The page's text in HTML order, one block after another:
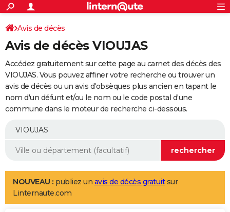
ACTUALITÉS
Politique
Société
Faits Divers
Education
Monde
Villes
+
SPORT
Coupe du monde 2026
Football
Tennis
Cyclisme
Rugby
Forum
Programme TV
TNT
Streaming
Cinéma
Sorties cinéma
Musique
+
FINANCE
Retraite
Epargne
Immobilier
Risques naturels par ville
Banque
Assurance
AUTO
Essais
Réserver un essai
Citadines
Berlines
SUV
Forum auto
+
Mobiles
Meilleur smartphone
Internet
Ordinateurs
Jeux vidéo
Guide high-tech
Aménagement intérieur
LIFESTYLE
Art de vivre
Bien-être
Loisirs
Mode
Modes de vie
Avis de décès
Avis de décès VIOUJAS
Accédez gratuitement sur cette page au carnet des décès des
VIOUJAS. Vous pouvez affiner votre recherche ou trouver un
avis de décès ou un avis d'obsèques plus ancien en tapant le
nom d'un défunt et/ou le nom ou le code postal d'une
commune dans le moteur de recherche ci-dessous.
NOUVEAU : publiez un avis de décès gratuitsur
Linternaute.com